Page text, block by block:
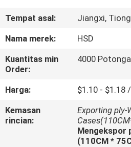
TENTANG
KAMI
TUR
PABRIK
Tempat asal:
Jiangxi,
Nama merek:
HSD
Kuantitas min
Order:
4000
Harga:
$1.10 - $1.18
Kemasan
rincian:
Exporting ply-
Mengekspor
(110CM *